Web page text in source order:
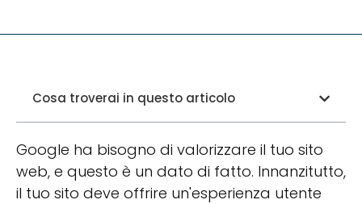
Cosa troverai in questo articolo
Google ha bisogno di valorizzare il tuo sito
web, e questo è un dato di fatto. Innanzitutto,
il tuo sito deve offrire un'esperienza utente